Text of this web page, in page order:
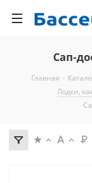
Сап-
Главная -
Лодки,